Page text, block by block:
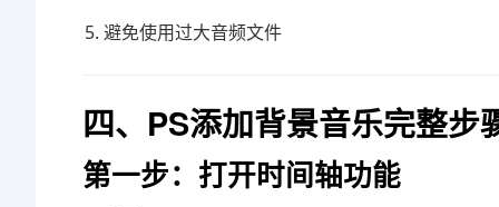
避免使用过大音频文件
四、PS添加背景音乐完整步
第一步：打开时间轴功能